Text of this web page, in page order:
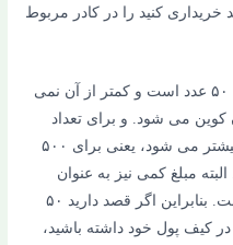
کنید را در کادر مربوط
گفتنی است حداقل استارز قابل خرید ۵۰ عدد است و کمتر از آن نمی
هزینه ۵۰ استارز ۰.۱ تون کوین می شود. و برای تعداد
استارز بیشتر متناسب با همین هزینه بیشتر می شود، یعنی برای ۵۰۰
کنید. البته مبلغ کمی نیز به عنوان
کارمزد شبکه باید بپردازید که زیاد نیست. بنابراین اگر قصد دارید ۵۰
از ۰.۱ تون کوین در کیف پول خود داشته باشید،